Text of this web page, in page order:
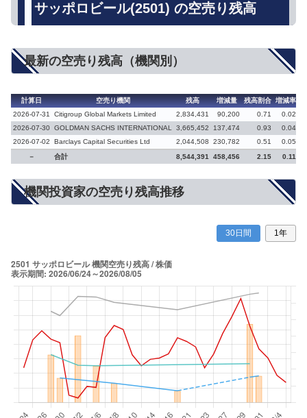
サッポロビール(2501) の空売り残高
最新の空売り残高（機関別）
計算日 空売り機関 残高 増減量 残高割合 増減率
2026-07-31
Citigroup Global Markets Limited 2,834,431 90,200 0.71
0.02
2026-07-30 GOLDMAN SACHS INTERNATIONAL 3,665,452 137,474 0.93
0.04
2026-07-02
Barclays Capital Securities Ltd 2,044,508 230,782 0.51 0.05
－ 合計 8,544,391 458,456 2.15 0.11
機関投資家の空売り残高推移
30日間 1年